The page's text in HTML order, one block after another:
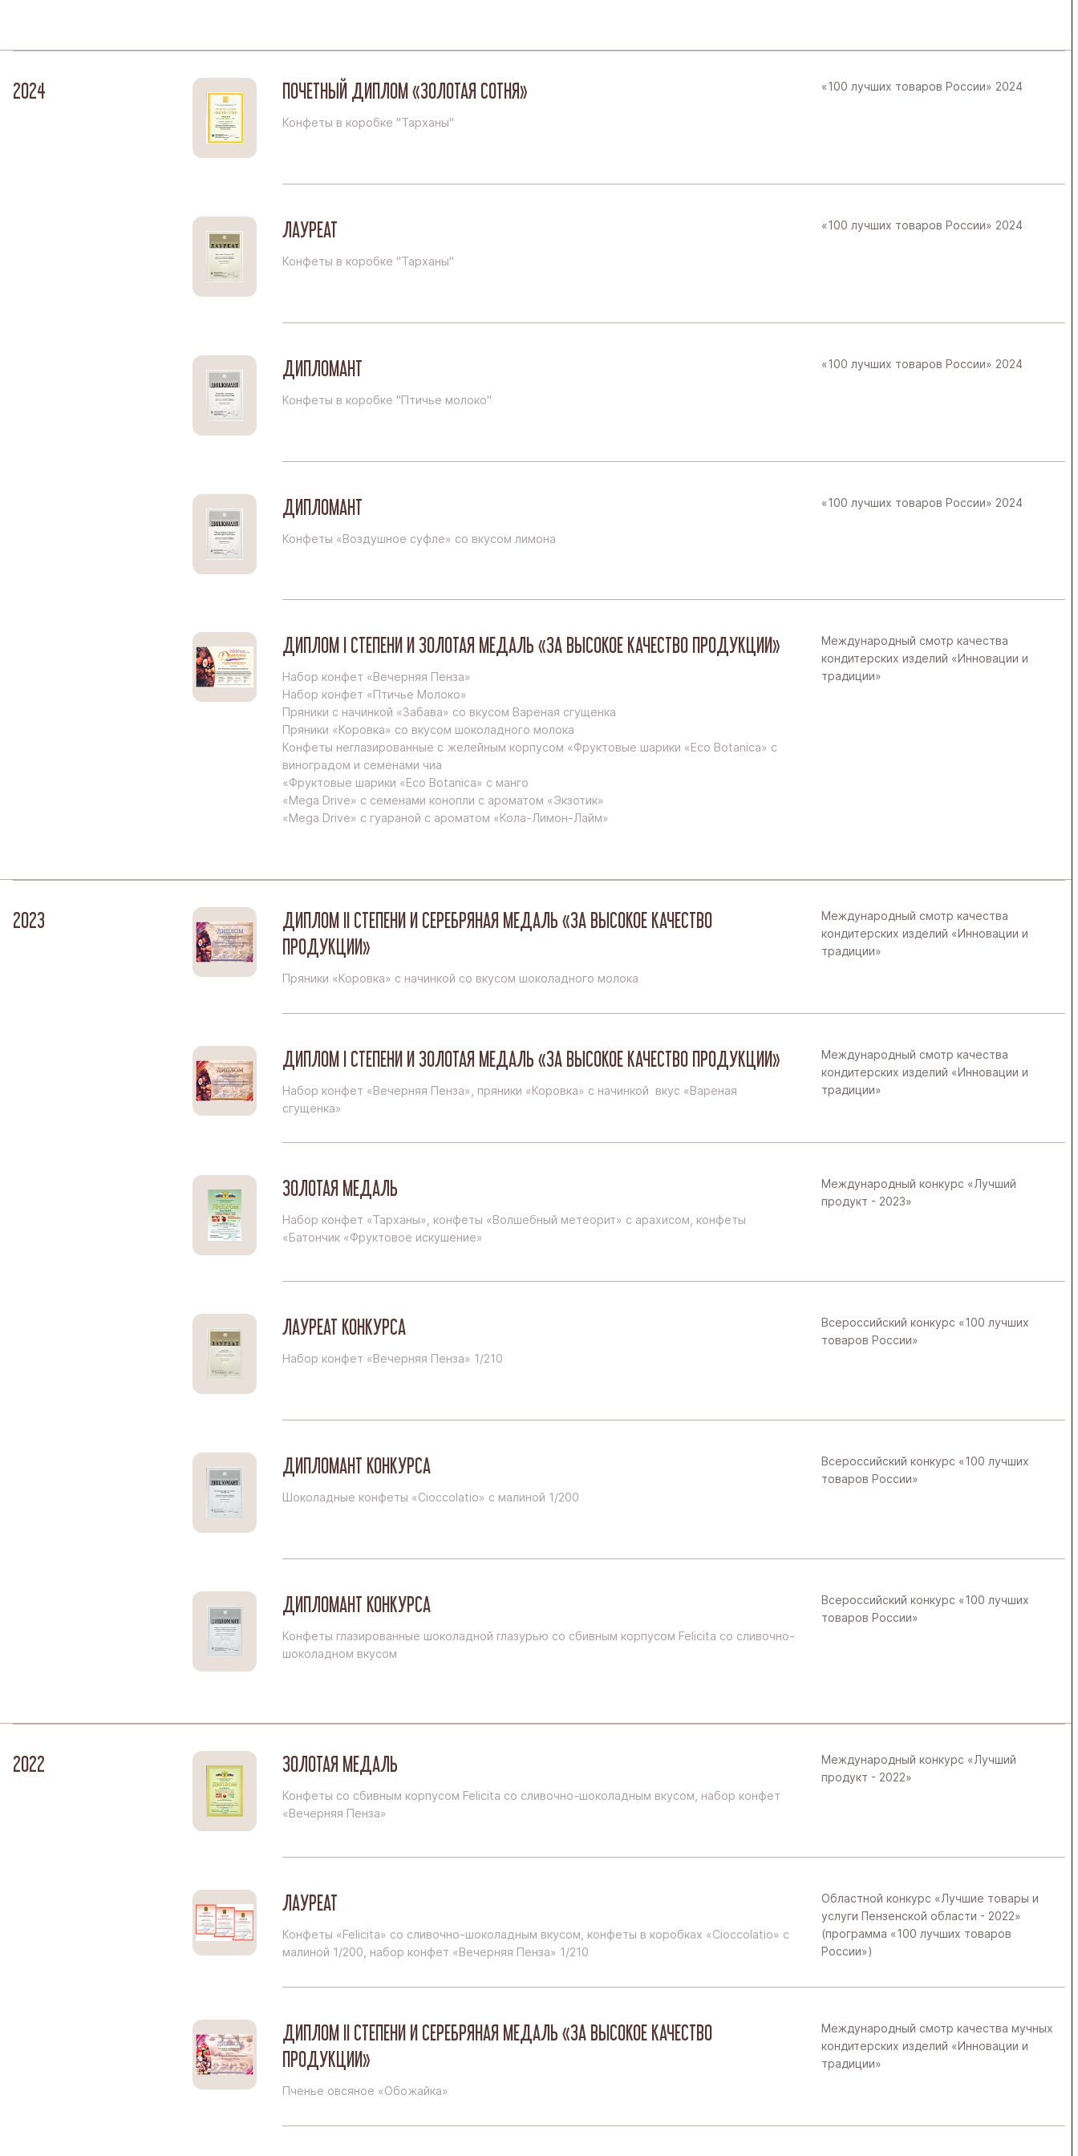
Красный Октябрь в г. Рязань
2024 ПОЧЕТНЫЙ ДИПЛОМ «ЗОЛОТАЯ СОТНЯ»
Конфеты в коробке "Тарханы"
«100 лучших товаров России» 2024
ЛАУРЕАТ
Конфеты в коробке "Тарханы"
«100 лучших товаров России» 2024
ДИПЛОМАНТ
Конфеты в коробке "Птичье молоко"
«100 лучших товаров России» 2024
ДИПЛОМАНТ
Конфеты «Воздушное суфле» со вкусом лимона
«100 лучших товаров России» 2024
ДИПЛОМ I СТЕПЕНИ И ЗОЛОТАЯ МЕДАЛЬ «ЗА ВЫСОКОЕ КАЧЕСТВО ПРОДУКЦИИ»
Набор конфет «Вечерняя Пенза»
Набор конфет «Птичье Молоко»
Пряники с начинкой «Забава» со вкусом Вареная сгущенка
Пряники «Коровка» со вкусом шоколадного молока
Конфеты неглазированные с желейным корпусом «Фруктовые шарики «Eco Botanica» с
виноградом и семенами чиа
«Фруктовые шарики «Eco Botanica» с манго
«Mega Drive» с семенами конопли с ароматом «Экзотик»
«Mega Drive» с гуараной с ароматом «Кола-Лимон-Лайм»
Международный смотр качества
кондитерских изделий «Инновации и
традиции»
2023
ДИПЛОМ II СТЕПЕНИ И СЕРЕБРЯНАЯ МЕДАЛЬ «ЗА ВЫСОКОЕ КАЧЕСТВО
ПРОДУКЦИИ»
Пряники «Коровка» с начинкой со вкусом шоколадного молока
Международный смотр качества
кондитерских изделий «Инновации и
традиции»
ДИПЛОМ I СТЕПЕНИ И ЗОЛОТАЯ МЕДАЛЬ «ЗА ВЫСОКОЕ КАЧЕСТВО ПРОДУКЦИИ»
Набор конфет «Вечерняя Пенза», пряники «Коровка» с начинкой вкус «Вареная
сгущенка»
Международный смотр качества
кондитерских изделий «Инновации и
традиции»
ЗОЛОТАЯ МЕДАЛЬ
Набор конфет «Тарханы», конфеты «Волшебный метеорит» с арахисом, конфеты
«Батончик «Фруктовое искушение»
Международный конкурс «Лучший
продукт - 2023»
ЛАУРЕАТ КОНКУРСА
Набор конфет «Вечерняя Пенза» 1/210
Всероссийский конкурс «100 лучших
товаров России»
ДИПЛОМАНТ КОНКУРСА
Шоколадные конфеты «Cioccolatio» с малиной 1/200
Всероссийский конкурс «100 лучших
товаров России»
ДИПЛОМАНТ КОНКУРСА
Конфеты глазированные шоколадной глазурью со сбивным корпусом Felicita со сливочно-
шоколадном вкусом
Всероссийский конкурс «100 лучших
товаров России»
2022 ЗОЛОТАЯ МЕДАЛЬ
Конфеты со сбивным корпусом Felicita со сливочно-шоколадным вкусом, набор конфет
«Вечерняя Пенза»
Международный конкурс «Лучший
продукт - 2022»
ЛАУРЕАТ
Конфеты «Felicita» со сливочно-шоколадным вкусом, конфеты в коробках «Cioccolatio» с
малиной 1/200, набор конфет «Вечерняя Пенза» 1/210
Областной конкурс «Лучшие товары и
услуги Пензенской области - 2022»
(программа «100 лучших товаров
России»)
ДИПЛОМ II СТЕПЕНИ И СЕРЕБРЯНАЯ МЕДАЛЬ «ЗА ВЫСОКОЕ КАЧЕСТВО
ПРОДУКЦИИ»
Пченье овсяное «Обожайка»
Международный смотр качества мучных
кондитерских изделий «Инновации и
традиции»